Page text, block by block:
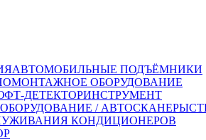
АВТОМОБИЛЬНЫЕ ПОДЪЁМНИКИ
ОБОРУДОВАНИЕ
ДЕТЕКТОРИНСТРУМЕНТ
/ АВТОСКАНЕРЫ
КОНДИЦИОНЕРОВ